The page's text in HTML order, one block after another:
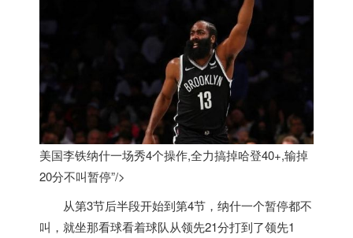
美国李铁纳什一场秀4个操作,全力搞掉哈登40+,输掉
20分不叫暂停”/>
从第3节后半段开始到第4节，纳什一个暂停都不
叫，就坐那看球看着球队从领先21分打到了领先1